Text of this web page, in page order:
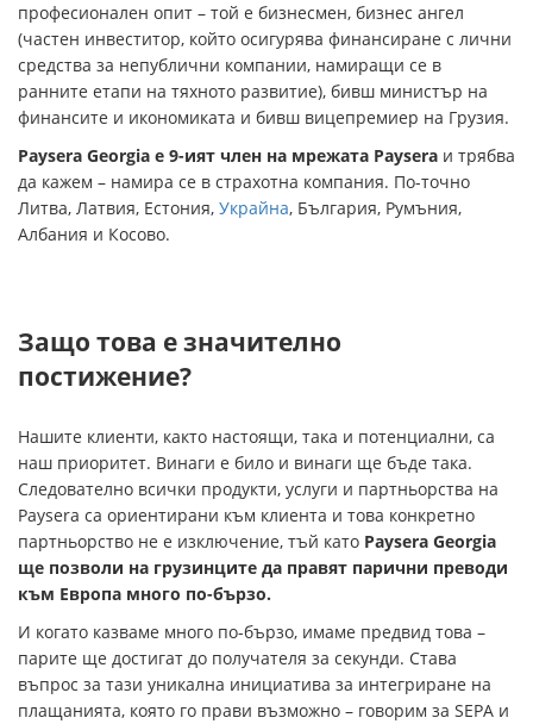
професионален опит – той е бизнесмен, бизнес ангел
(частен инвеститор, който осигурява финансиране с лични
средства за непублични компании, намиращи се в
ранните етапи на тяхното развитие), бивш министър на
финансите и икономиката и бивш вицепремиер на Грузия.
Paysera Georgia е 9-ият член на мрежата Paysera и трябва
да кажем – намира се в страхотна компания. По-точно
Литва, Латвия, Естония, Украйна, България, Румъния,
Албания и Косово.
Защо това е значително
постижение?
Нашите клиенти, както настоящи, така и потенциални, са
наш приоритет. Винаги е било и винаги ще бъде така.
Следователно всички продукти, услуги и партньорства на
Paysera са ориентирани към клиента и това конкретно
партньорство не е изключение, тъй като Paysera Georgia
ще позволи на грузинците да правят парични преводи
към Европа много по-бързо.
И когато казваме много по-бързо, имаме предвид това –
парите ще достигат до получателя за секунди. Става
въпрос за тази уникална инициатива за интегриране на
плащанията, която го прави възможно – говорим за SEPA и